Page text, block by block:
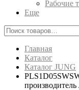
Рабочие
Еще
Главная
Каталог
Каталог JUNG